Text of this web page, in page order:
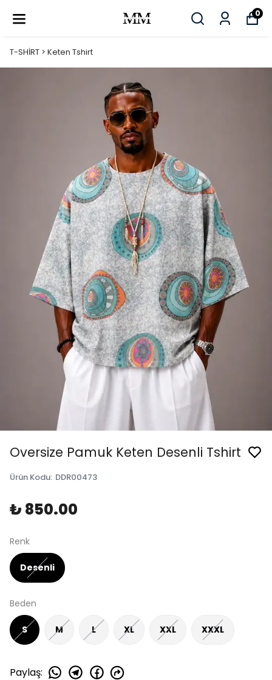
0
T-SHİRT > Keten Tshirt
Oversize Pamuk Keten Desenli Tshirt
Ürün Kodu: DDR00473
₺ 850.00
Renk
Desenli
Beden
S M L XL XXL XXXL
Paylaş: